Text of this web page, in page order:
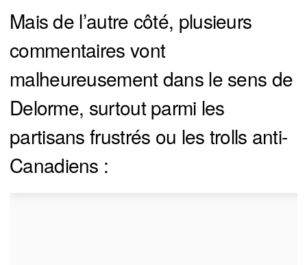
Mais de l’autre côté, plusieurs
commentaires vont
malheureusement dans le sens de
Delorme, surtout parmi les
partisans frustrés ou les trolls anti-
Canadiens :